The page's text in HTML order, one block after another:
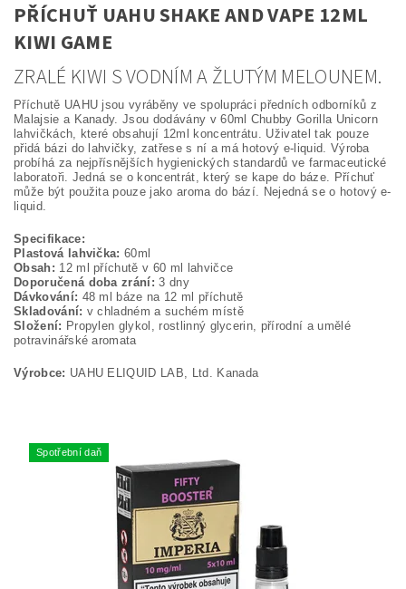
PŘÍCHUŤ UAHU SHAKE AND VAPE 12ML
KIWI GAME
ZRALÉ KIWI S VODNÍM A ŽLUTÝM MELOUNEM.
Příchutě UAHU jsou vyráběny ve spolupráci předních odborníků z
Malajsie a Kanady. Jsou dodávány v 60ml Chubby Gorilla Unicorn
lahvičkách, které obsahují 12ml koncentrátu. Uživatel tak pouze
přidá bázi do lahvičky, zatřese s ní a má hotový e-liquid. Výroba
probíhá za nejpřísnějších hygienických standardů ve farmaceutické
laboratoři. Jedná se o koncentrát, který se kape do báze. Příchuť
může být použita pouze jako aroma do bází. Nejedná se o hotový e-
liquid.
Specifikace:
Plastová lahvička: 60ml
Obsah: 12 ml příchutě v 60 ml lahvičce
Doporučená doba zrání: 3 dny
Dávkování: 48 ml báze na 12 ml příchutě
Skladování: v chladném a suchém místě
Složení: Propylen glykol, rostlinný glycerin, přírodní a umělé
potravinářské aromata
Výrobce: UAHU ELIQUID LAB, Ltd. Kanada
Spotřební daň